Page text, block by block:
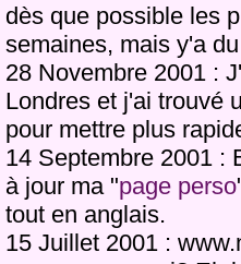
dès que possible les
semaines, mais y'a
28 Novembre 2001 :
Londres et j'ai trouvé
pour mettre plus
14 Septembre 2001 :
à jour ma "page perso
tout en anglais.
15 Juillet 2001 :